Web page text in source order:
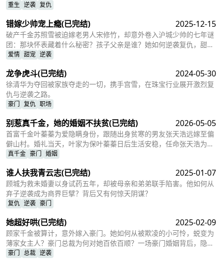
重生 逆袭 复仇
错嫁少帅宠上瘾(已完结) 2025-12-15
破产千金苏照雪被迫嫁老男人宋修竹，却意外卷入沪城少帅的七年谜
团：那块怀表藏着什么秘密？孩子父亲是谁？她如何逆袭复仇，甜宠
上瘾成最尊贵女人？
爱情 甜宠 逆袭
龙争虎斗(已完结) 2024-05-30
徐清华为夺回被家族夺走的一切，携手宫雪，在珠宝行业展开激烈复
仇与逆袭之路。
豪门 复仇 职场
别惹真千金，她的婚姻不扶贫(已完结) 2026-05-05
首富千金叶蓁蓁为爱隐瞒身份，跟随出身贫寒的男友张天浩远嫁至偏
僻山村。婚礼当天，叶家为保叶蓁蓁日后生活安稳，任命张天浩为叶
氏集团总经理。未曾想，张天浩一朝得势便忘形膨胀，竟反过来瞧不
真千金 豪门 婚姻
谁人扶我青云志(已完结) 2025-01-07
顾城为救未婚妻以身试药五年，却被母亲和弟弟联手陷害。他如何从
弃子逆袭成为商界巨擘？背后又有何惊天阴谋？
复仇 逆袭 豪门
她超好哄(已完结) 2025-02-09
顾家千金被算计，意外嫁入豪门。她如何从被欺凌的小可怜，蜕变为
薄家女主人？豪门总裁为何对她百依百顺？一场豪门婚姻背后，隐藏
着怎样的阴谋与真相？
豪门 总裁 逆袭